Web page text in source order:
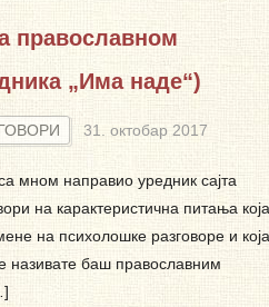
православном
„Има наде“)
31. октобар 2017
мном направио уредник сајта
на карактеристична питања која
на психолошке разговоре и која
називате баш православним